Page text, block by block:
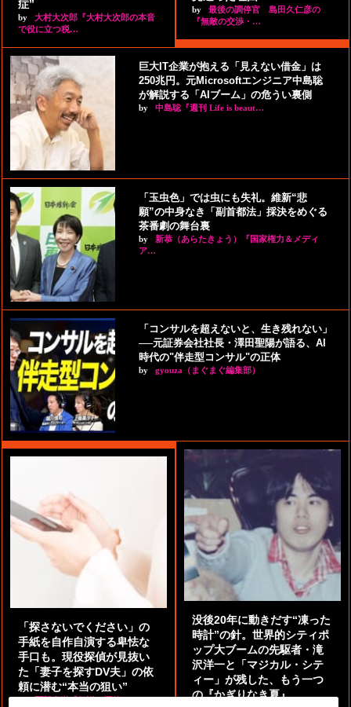
症”
by
大村大次郎『大村大次郎の本音
で役に立つ税…
by
最後の調停官 島田久仁彦の
『無敵の交渉・…
巨大IT企業が抱える「見えない借金」は
250兆円。元Microsoftエンジニア中島聡
が解説する「AIブーム」の危うい裏側
by 中島聡『週刊 Life is beaut…
「玉虫色」では虫にも失礼。維新“悲
願”の中身なき「副首都法」採決をめぐる
茶番劇の舞台裏
by
新恭（あらたきょう）『国家権力＆メディ
ア…
「コンサルを超えないと、生き残れない」
──元証券会社社長・澤田聖陽が語る、AI
時代の"伴走型コンサル"の正体
by gyouza（まぐまぐ編集部）
「探さないでください」の
手紙を自作自演する卑怯な
手口も。現役探偵が見抜い
た「妻子を探すDV夫」の依
頼に潜む“本当の狙い”
by 阿部泰尚『伝説の探偵』
没後20年に動きだす“凍った
時計”の針。世界的シティポ
ップ大ブームの先駆者・滝
沢洋一と「マジカル・シテ
ィー」が残した、もう一つ
の『かぎりなき夏』